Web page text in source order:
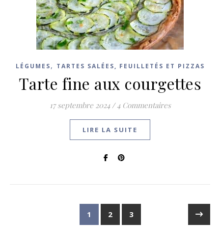
LÉGUMES, TARTES SALÉES, FEUILLETÉS ET PIZZAS
Tarte fine aux courgettes
17 septembre 2024 / 4 Commentaires
LIRE LA SUITE
1 2 3